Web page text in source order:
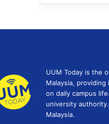
UUM Today is the
Malaysia,
on daily campus
university
Malaysia.